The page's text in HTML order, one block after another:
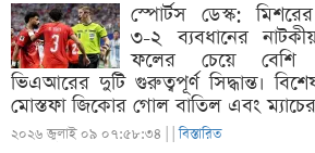
স্পোর্টস ডেস্ক:
৩-২ ব্যবধানের
ফলের চেয়ে বেশি
ভিএআরের দুটি গুরুত্বপূর্ণ সিদ্ধান্ত।
মোস্তফা জিকোর গোল বাতিল এবং
২০২৬ জুলাই ০৯ ০৭:৫৮:৩৪ | |বিস্তারিত